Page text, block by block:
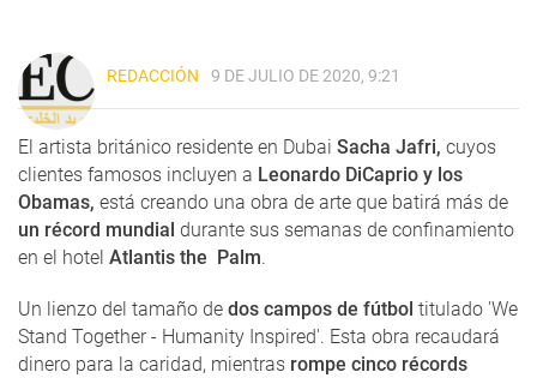
REDACCIÓN 9 DE JULIO DE 2020, 9:21
El artista británico residente en Dubai Sacha Jafri, cuyos
clientes famosos incluyen a Leonardo DiCaprio y los
Obamas, está creando una obra de arte que batirá más de
un récord mundial durante sus semanas de confinamiento
en el hotel Atlantis the Palm.
Un lienzo del tamaño de dos campos de fútbol titulado 'We
Stand Together - Humanity Inspired'. Esta obra recaudará
dinero para la caridad, mientras rompe cinco récords